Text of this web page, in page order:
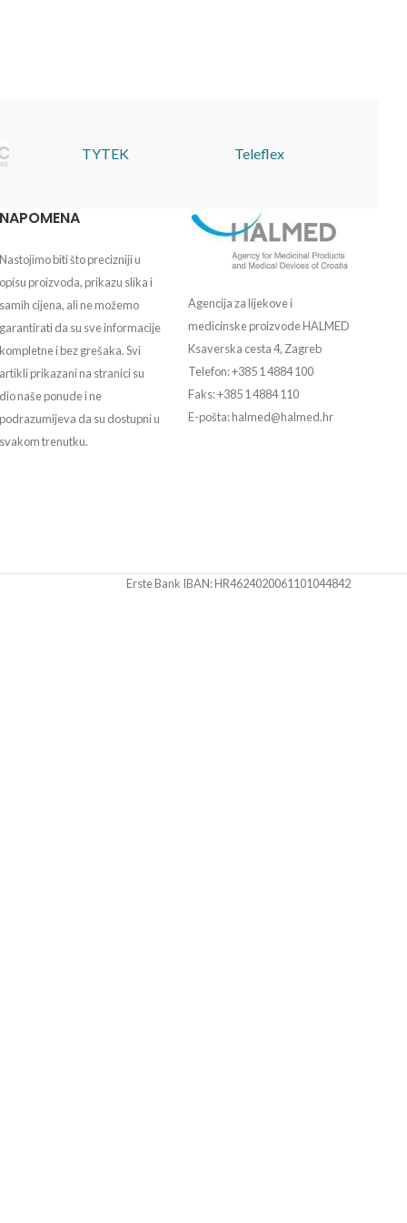
TYTEK Teleflex
NAPOMENA
Nastojimo biti što precizniji u
opisu proizvoda, prikazu slika i
samih cijena, ali ne možemo
garantirati da su sve informacije
kompletne i bez grešaka. Svi
artikli prikazani na stranici su
dio naše ponude i ne
podrazumijeva da su dostupni u
svakom trenutku.
Agencija za lijekove i
medicinske proizvode HALMED
Ksaverska cesta 4, Zagreb
Telefon: +385 1 4884 100
Faks: +385 1 4884 110
E-pošta: halmed@halmed.hr
Erste Bank IBAN: HR4624020061101044842